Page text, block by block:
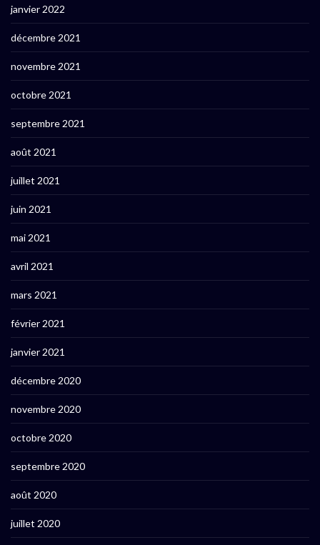
janvier 2022
décembre 2021
novembre 2021
octobre 2021
septembre 2021
août 2021
juillet 2021
juin 2021
mai 2021
avril 2021
mars 2021
février 2021
janvier 2021
décembre 2020
novembre 2020
octobre 2020
septembre 2020
août 2020
juillet 2020